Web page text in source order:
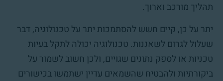
תהליך מורכב וארוך.
יתר על כן, קיים חשש להסתמכות יתר על טכנולוגיה, דבר
שעלול לגרום לשאננות. טכנולוגיה יכולה לתקל בעיות
טכניות או לספק נתונים שגויים, ולכן חשוב לשמור על
ביקורתיות ולהבטיח שהשמאים עדיין ישתמשו בכישורים